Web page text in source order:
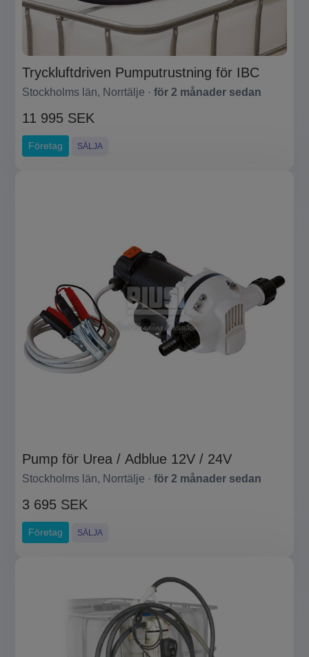
Tryckluftdriven Pumputrustning för IBC
Stockholms län, Norrtälje · för 2 månader sedan
11 995 SEK
Företag SÄLJA
Pump för Urea / Adblue 12V / 24V
Stockholms län, Norrtälje · för 2 månader sedan
3 695 SEK
Företag SÄLJA